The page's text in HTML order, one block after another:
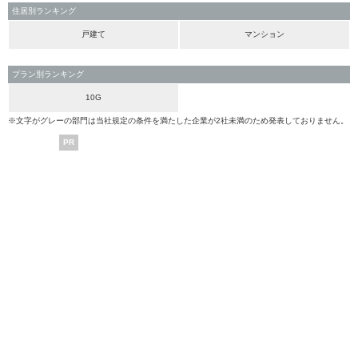
住居別ランキング
戸建て マンション
プラン別ランキング
10G
※文字がグレーの部門は当社規定の条件を満たした企業が2社未満のため発表しておりません。
PR